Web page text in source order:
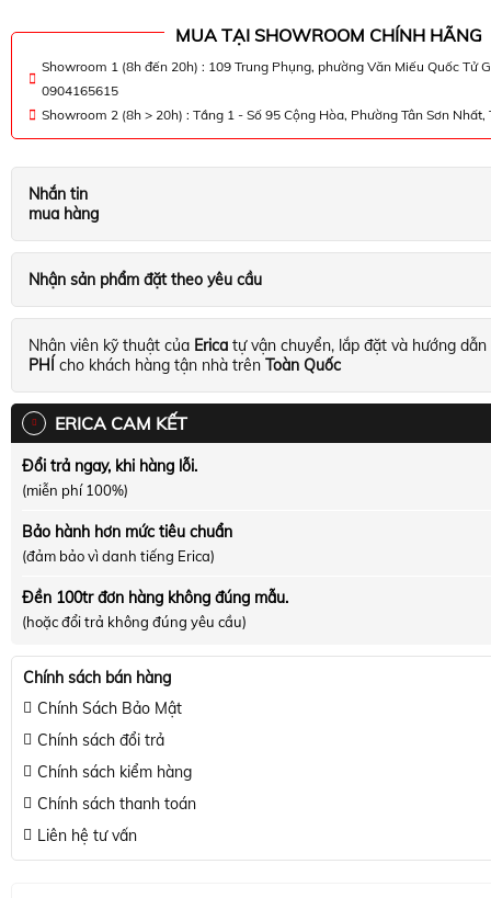
MUA TẠI SHOWROOM CHÍNH HÃNG
Showroom 1 (8h đến 20h) : 109 Trung Phụng, phường Văn Miếu Quốc Tử
0904165615
Showroom 2 (8h > 20h) : Tầng 1 - Số 95 Cộng Hòa, Phường Tân Sơn Nhất,
Nhắn tin
mua hàng
Nhận sản phẩm đặt theo yêu cầu
Nhân viên kỹ thuật của Erica tự vận chuyển, lắp đặt và hướng dẫn
PHÍ cho khách hàng tận nhà trên Toàn Quốc
ERICA CAM KẾT
Đổi trả ngay, khi hàng lỗi.
(miễn phí 100%)
Bảo hành hơn mức tiêu chuẩn
(đảm bảo vì danh tiếng Erica)
Đền 100tr đơn hàng không đúng mẫu.
(hoặc đổi trả không đúng yêu cầu)
Chính sách bán hàng
Chính Sách Bảo Mật
Chính sách đổi trả
Chính sách kiểm hàng
Chính sách thanh toán
Liên hệ tư vấn